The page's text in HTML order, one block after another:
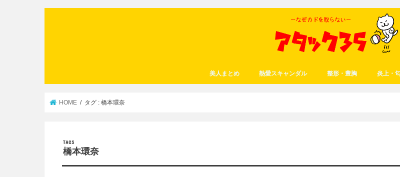
美人まとめ 熱愛スキャンダル 整形・豊胸 炎上・
HOME タグ : 橋本環奈
橋本環奈